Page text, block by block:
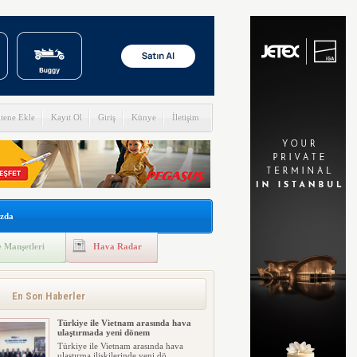
Ekle Kayıt Ol Giriş Künye İletişim
Manşetleri Hava Radar
En Son Haberler
Türkiye ile Vietnam arasında hava
ulaştırmada yeni dönem
Türkiye ile Vietnam arasında hava